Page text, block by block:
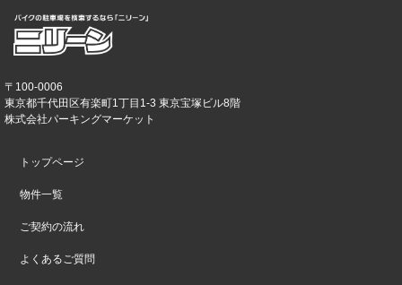
〒100-0006
東京都千代田区有楽町1丁目1-3 東京宝塚ビル8階
株式会社パーキングマーケット
トップページ
物件一覧
ご契約の流れ
よくあるご質問